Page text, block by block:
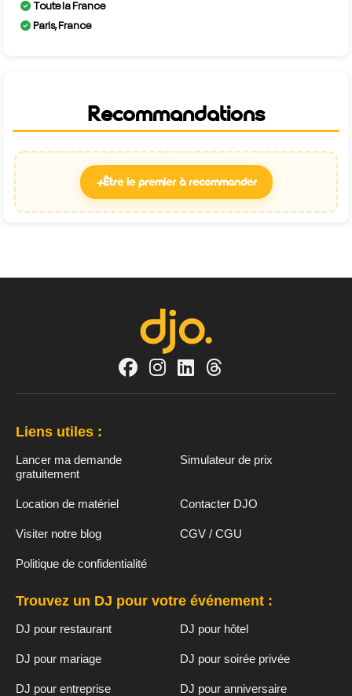
Toute la France
Paris, France
Recommandations
+Être le premier à recommander
Liens utiles :
Lancer ma demande
gratuitement
Simulateur de prix
Location de matériel Contacter DJO
Visiter notre blog CGV / CGU
Politique de confidentialité
Trouvez un DJ pour votre événement :
DJ pour restaurant DJ pour hôtel
DJ pour mariage DJ pour soirée privée
DJ pour entreprise DJ pour anniversaire